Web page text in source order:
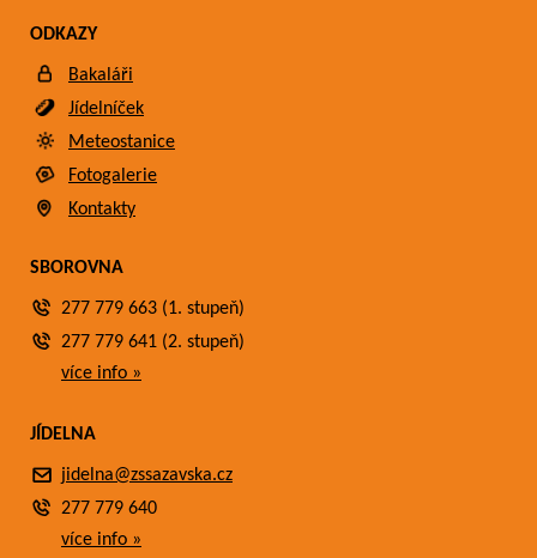
ODKAZY
Bakaláři
Jídelníček
Meteostanice
Fotogalerie
Kontakty
SBOROVNA
277 779 663 (1. stupeň)
277 779 641 (2. stupeň)
více info »
JÍDELNA
jidelna@zssazavska.cz
277 779 640
více info »